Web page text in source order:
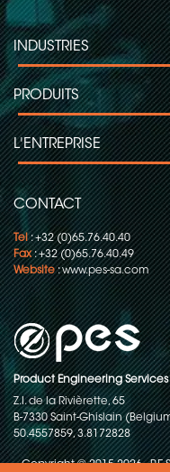
CONTACT
Tel: +32 (0)65.76.40.40
Fax: +32 (0)65.76.40.49
Website:www.pes-sa.com
Product Engineering Services
Z.I. de la Rivièrette, 65
B-7330 Saint-Ghislain
50.4557859, 3.8172828
INDUSTRIES
PRODUITS
L'ENTREPRISE
Copyright © 2015-2026 -